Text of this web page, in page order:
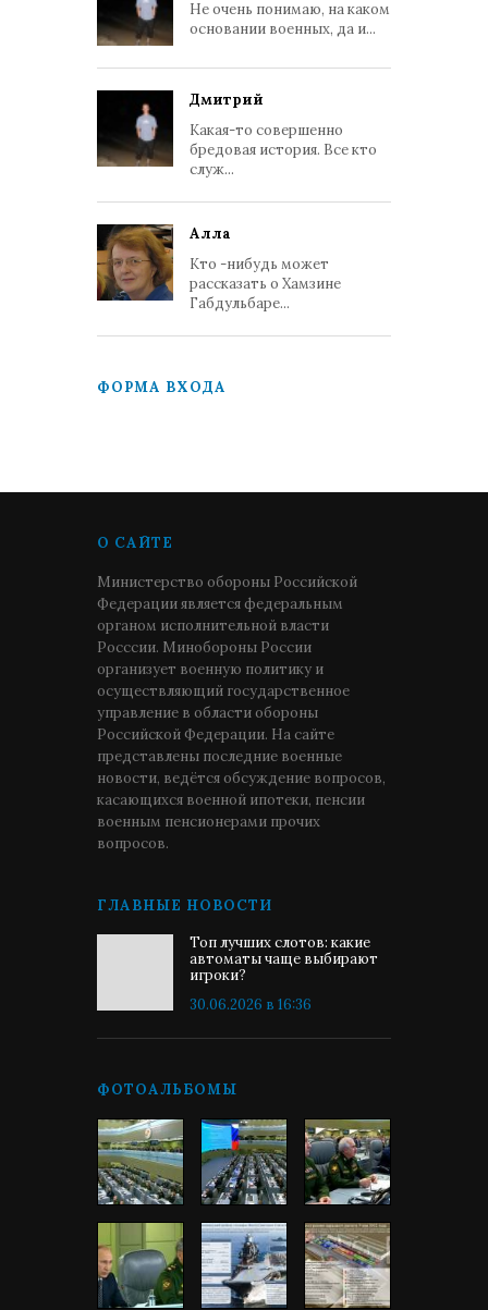
Не очень понимаю, на каком
основании военных, да и...
Дмитрий
Какая-то совершенно
бредовая история. Все кто
служ...
Алла
Кто -нибудь может
рассказать о Хамзине
Габдульбаре...
ФОРМА ВХОДА
О САЙТЕ
Министерство обороны Российской
Федерации является федеральным
органом исполнительной власти
Росссии. Минобороны России
организует военную политику и
осуществляющий государственное
управление в области обороны
Российской Федерации. На сайте
представлены последние военные
новости, ведётся обсуждение вопросов,
касающихся военной ипотеки, пенсии
военным пенсионерами прочих
вопросов.
ГЛАВНЫЕ НОВОСТИ
Топ лучших слотов: какие
автоматы чаще выбирают
игроки?
30.06.2026 в 16:36
ФОТОАЛЬБОМЫ